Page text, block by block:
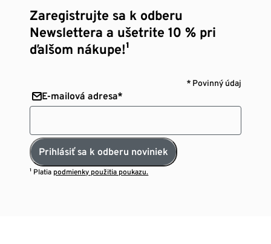
Zaregistrujte sa k odberu
Newslettera a ušetrite 10 % pri
ďalšom nákupe!¹
* Povinný údaj
E-mailová adresa*
Prihlásiť sa k odberu noviniek
¹ Platia podmienky použitia poukazu.